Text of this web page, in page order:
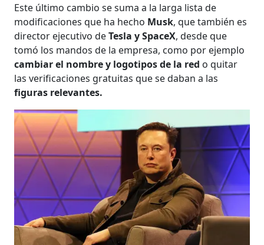
Este último cambio se suma a la larga lista de
modificaciones que ha hecho Musk, que también es
director ejecutivo deTesla y SpaceX, desde que
tomó los mandos de la empresa, como por ejemplo
cambiar el nombre y logotipos de la red o quitar
las verificaciones gratuitas que se daban a las
figuras relevantes.